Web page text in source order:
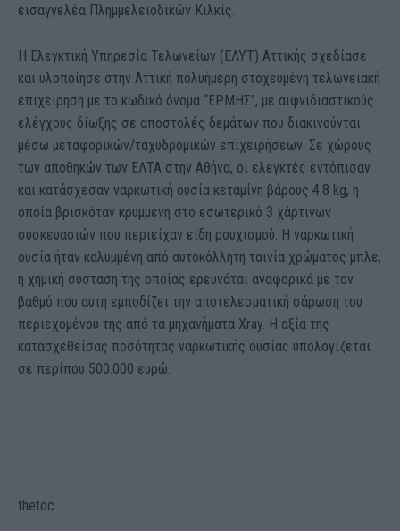
εισαγγελέα Πλημμελειοδικών Κιλκίς.
Η Ελεγκτική Υπηρεσία Τελωνείων (ΕΛΥΤ) Αττικής σχεδίασε
και υλοποίησε στην Αττική πολυήμερη στοχευμένη τελωνειακή
επιχείρηση με το κωδικό όνομα “ΕΡΜΗΣ”, με αιφνιδιαστικούς
ελέγχους δίωξης σε αποστολές δεμάτων που διακινούνται
μέσω μεταφορικών/ταχυδρομικών επιχειρήσεων. Σε χώρους
των αποθηκών των ΕΛΤΑ στην Αθήνα, οι ελεγκτές εντόπισαν
και κατάσχεσαν ναρκωτική ουσία κεταμίνη βάρους 4.8 kg, η
οποία βρισκόταν κρυμμένη στο εσωτερικό 3 χάρτινων
συσκευασιών που περιείχαν είδη ρουχισμού. Η ναρκωτική
ουσία ήταν καλυμμένη από αυτοκόλλητη ταινία χρώματος μπλε,
η χημική σύσταση της οποίας ερευνάται αναφορικά με τον
βαθμό που αυτή εμποδίζει την αποτελεσματική σάρωση του
περιεχομένου της από τα μηχανήματα Xray. Η αξία της
κατασχεθείσας ποσότητας ναρκωτικής ουσίας υπολογίζεται
σε περίπου 500.000 ευρώ.
thetoc